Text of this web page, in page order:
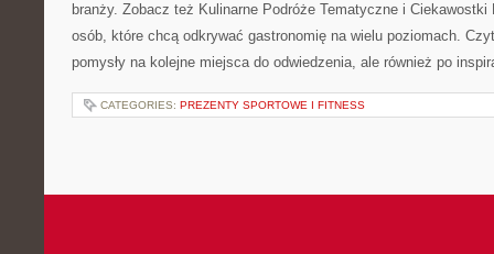
branży. Zobacz też Kulinarne Podróże Tematyczne i Ciekawostki
osób, które chcą odkrywać gastronomię na wielu poziomach.
pomysły na kolejne miejsca do odwiedzenia, ale również po
CATEGORIES: PREZENTY SPORTOWE I FITNESS